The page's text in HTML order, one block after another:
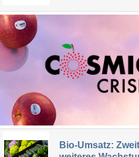
Bio-Umsatz: